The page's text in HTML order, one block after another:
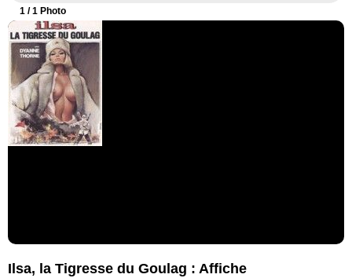
1 / 1 Photo
Ilsa, la Tigresse du Goulag : Affiche